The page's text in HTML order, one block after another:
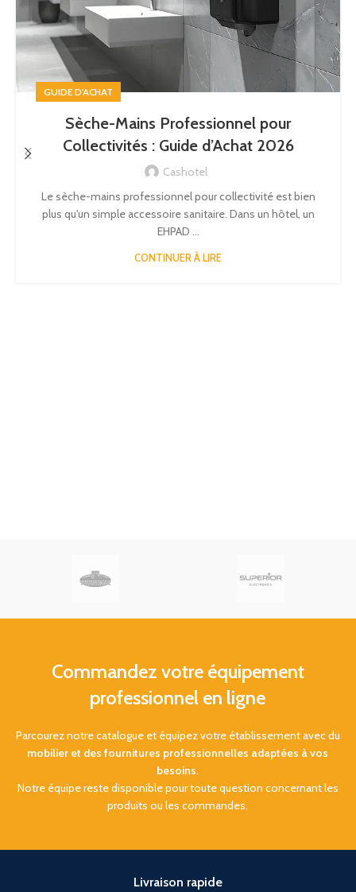
GUIDE D'ACHAT
Sèche-Mains Professionnel pour
Collectivités : Guide d’Achat 2026
Cashotel
Le sèche-mains professionnel pour collectivité est bien
plus qu'un simple accessoire sanitaire. Dans un hôtel, un
EHPAD ...
CONTINUER À LIRE
Commandez votre équipement
professionnel en ligne
Parcourez notre catalogue et équipez votre établissement avec du
mobilier et des fournitures professionnelles adaptées à vos
besoins.
Notre équipe reste disponible pour toute question concernant les
produits ou les commandes.
Livraison rapide